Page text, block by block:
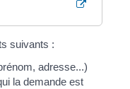
suivants :
adresse...)
la demande est